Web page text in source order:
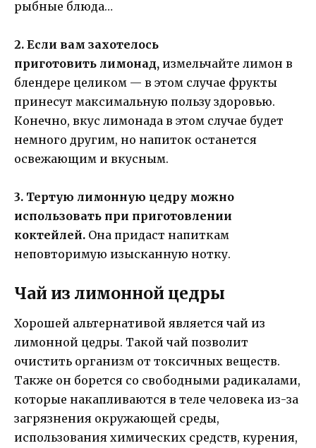
рыбные блюда…
2. Если вам захотелось
приготовить лимонад, измельчайте лимон в
блендере целиком — в этом случае фрукты
принесут максимальную пользу здоровью.
Конечно, вкус лимонада в этом случае будет
немного другим, но напиток останется
освежающим и вкусным.
3. Тертую лимонную цедру можно
использовать при приготовлении
коктейлей. Она придаст напиткам
неповторимую изысканную нотку.
Чай из лимонной цедры
Хорошей альтернативой является чай из
лимонной цедры. Такой чай позволит
очистить организм от токсичных веществ.
Также он борется со свободными радикалами,
которые накапливаются в теле человека из-за
загрязнения окружающей среды,
использования химических средств, курения,